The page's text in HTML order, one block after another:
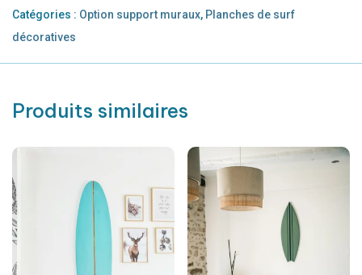
Catégories : Option support muraux, Planches de surf
décoratives
Produits similaires